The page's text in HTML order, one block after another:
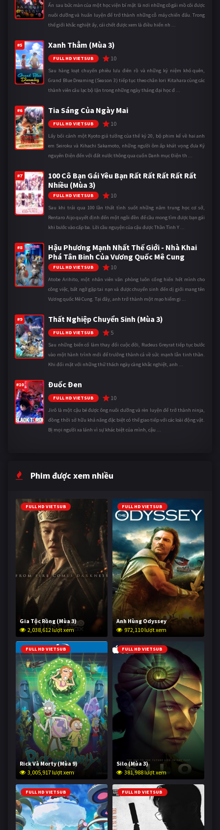
Ẩn sau bức màn của một học viện bí mật là nơi những cô gái mồ côi được
nuôi dưỡng và huấn luyện để trở thành những cỗ máy chiến đấu. Trong
thế giới khắc nghiệt ấy, cái chết được xem là điều hiển nh ...
#5 Xanh Thẳm (Mùa 3)
FULL HD VIETSUB 10
Sau hàng loạt chuyến phiêu lưu điên rồ và những kỷ niệm khó quên,
Grand Blue Dreaming (Season 3) tiếp tục theo chân Iori Kitahara cùng các
thành viên câu lạc bộ lặn trong những ngày tháng đại học đ ...
#6 Tia Sáng Của Ngày Mai
FULL HD VIETSUB 10
Lấy bối cảnh một Kyoto giả tưởng của thế kỷ 20, bộ phim kể về hai anh
em Seiroku và Kihachi Sakamoto, những người ôm ấp khát vọng đưa Kỷ
nguyên Điện đến với đất nước thông qua cuốn Danh mục Điện th ...
#7
100 Cô Bạn Gái Yêu Bạn Rất Rất Rất Rất Rất
Nhiều (Mùa 3)
FULL HD VIETSUB 10
Sau khi trải qua 100 lần thất tình suốt những năm trung học cơ sở,
Rentaro Aijo quyết định đến một ngôi đền để cầu mong tìm được bạn gái
khi bước vào cấp ba. Lời cầu nguyện của cậu được Thần Tình Y ...
#8
Hậu Phương Mạnh Nhất Thế Giới - Nhà Khai
Phá Tân Binh Của Vương Quốc Mê Cung
FULL HD VIETSUB 10
Atobe Arihito, một nhân viên văn phòng luôn cống hiến hết mình cho
công việc, bất ngờ gặp tai nạn và được chuyển sinh đến dị giới mang tên
Vương quốc Mê Cung. Tại đây, anh trở thành một mạo hiểm gi ...
#9 Thất Nghiệp Chuyển Sinh (Mùa 3)
FULL HD VIETSUB 5
Sau những biến cố làm thay đổi cuộc đời, Rudeus Greyrat tiếp tục bước
vào một hành trình mới để trưởng thành cả về sức mạnh lẫn tinh thần.
Khi đối mặt với những thử thách ngày càng khắc nghiệt, anh ...
#10 Đuốc Đen
FULL HD VIETSUB 10
Jirô là một cậu bé được ông nuôi dưỡng và rèn luyện để trở thành ninja,
đồng thời sở hữu khả năng đặc biệt có thể giao tiếp với các loài động vật.
Bị mọi người xa lánh vì sự khác biệt của mình, cậu ...
Phim được xem nhiều
FULL HD VIETSUB
Gia Tộc Rồng (Mùa 3)
2,038,612 lượt xem
FULL HD VIETSUB
Anh Hùng Odyssey
972,110 lượt xem
FULL HD VIETSUB
Rick Và Morty (Mùa 9)
3,005,917 lượt xem
FULL HD VIETSUB
Silo (Mùa 3)
381,988 lượt xem
FULL HD VIETSUB FULL HD VIETSUB